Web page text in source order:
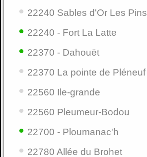
• 22240 Sables d'Or Les Pins
• 22240 - Fort La Latte
• 22370 - Dahouët
• 22370 La pointe de Pléneuf
• 22560 Ile-grande
• 22560 Pleumeur-Bodou
• 22700 - Ploumanac'h
• 22780 Allée du Brohet